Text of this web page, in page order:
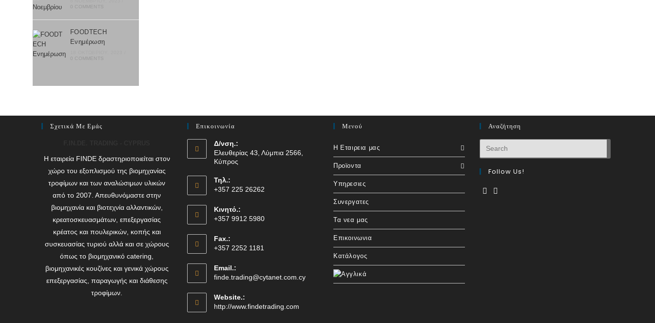
0 COMMENTS
FOODTECH
Ενημέρωση
0 COMMENTS
Σχετικά Με Εμάς
Η εταιρεία FINDE δραστηριοποιείται στον
χώρο του εξοπλισμού της βιομηχανίας
τροφίμων και των αναλώσιμων υλικών
από το 2007. Απευθυνόμαστε στην
βιομηχανία και βιοτεχνία αλλαντικών,
κρεατοσκευασμάτων, επεξεργασίας
κρέατος και πουλερικών, κοπής και
συσκευασίας τυριού αλλά και σε χώρους
όπως το βιομηχανικό catering,
βιομηχανικές κουζίνες και γενικά χώρους
επεξεργασίας, παραγωγής και διάθεσης
τροφίμων.
Επικοινωνία
Δ/νση.:
Ελευθερίας 43, Λύμπια 2566,
Κύπρος
Τηλ.:
+357 225 26262
Κινητό.:
+357 9912 5980
Fax.:
+357 2252 1181
Email.:
finde.trading@cytanet.com.cy
Website.:
http://www.findetrading.com
Μενού
Η Εταιρεια μας
Προϊοντα
Υπηρεσιες
Συνεργατες
Τα νεα μας
Επικοινωνια
Κατάλογος
Αναζήτηση
Follow Us!